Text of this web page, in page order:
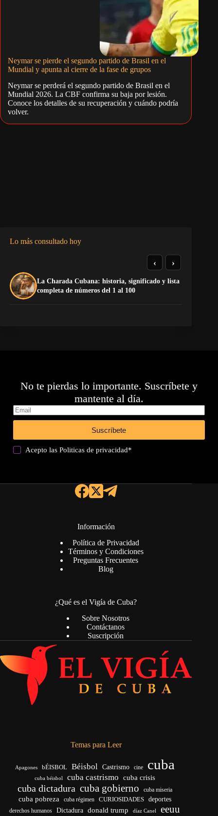
Neymar se pierde el segundo partido de Brasil en el
Mundial y apunta al cierre de la fase de grupos
Neymar se perderá el segundo partido de Brasil en el
Mundial 2026. La CBF confirma su baja por lesión.
Conoce los detalles de su recuperación y cuándo podría
volver.
Lo más consultado hoy
La Charada Cubana: historia, significado y lista
completa de números del 1 al 100
‹ ›
No te pierdas lo importante. Suscríbete y
mantente al día.
Suscríbete
Acepto lasPoliticas de privacidad*
Información
Política de Privacidad
Términos y Condiciones
Preguntas Frecuentes
Blog
¿Qué es el Vigía de Cuba?
Sobre Nosotros
Contáctanos
Suscripción
Temas para Leer
Apagones bÉISBOL Béisbol Castrismo cine cuba
cuba béisbol cuba castrismo cuba crisis
cuba dictadura cuba gobierno cuba miseria
cuba pobreza cuba régimen CURIOSIDADES deportes
derechos humanos Dictadura donald trump díaz Canel eeuu